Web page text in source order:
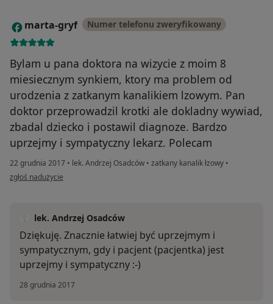
M marta-gryf Numer telefonu zweryfikowany
Bylam u pana doktora na wizycie z moim 8
miesiecznym synkiem, ktory ma problem od
urodzenia z zatkanym kanalikiem lzowym. Pan
doktor przeprowadzil krotki ale dokladny wywiad,
zbadal dziecko i postawil diagnoze. Bardzo
uprzejmy i sympatyczny lekarz. Polecam
22 grudnia 2017 • lek. Andrzej Osadców • zatkany kanalik łzowy •
w opinii użytkownika marta-gryf
zgłoś nadużycie
lek. Andrzej Osadców
Dziękuję. Znacznie łatwiej być uprzejmym i
sympatycznym, gdy i pacjent (pacjentka) jest
uprzejmy i sympatyczny :-)
28 grudnia 2017